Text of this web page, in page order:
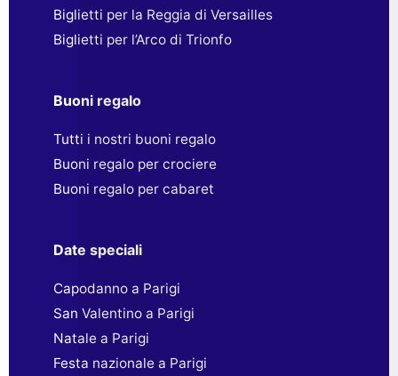
Biglietti per la Reggia di Versailles
Biglietti per l’Arco di Trionfo
Buoni regalo
Tutti i nostri buoni regalo
Buoni regalo per crociere
Buoni regalo per cabaret
Date speciali
Capodanno a Parigi
San Valentino a Parigi
Natale a Parigi
Festa nazionale a Parigi